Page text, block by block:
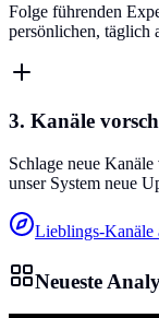
Folge führenden
persönlichen, täglich
3. Kanäle
Schlage neue
unser System neue
Lieblings-Kanäle
Neueste